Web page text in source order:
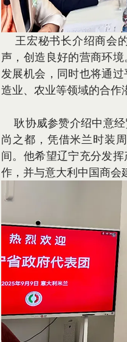
    王宏秘书长介绍商会的基本情况和服务宗旨，商会致力于为在意中资企业积极发
声，创造良好的营商环
发展机会，同时也将通
造业、农业等领域的合作
    耿协威参赞介绍中意经贸关系及米兰总领馆领区概况。他表示，米兰作为经济和时
尚之都，凭借米兰时装
间。他希望辽宁充分发
作，并与意大利中国商会